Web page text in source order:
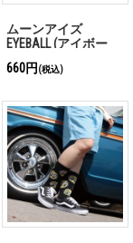
ムーンアイズ
EYEBALL (アイボー
ル) レディース ソッ
クス
660円 (税込)